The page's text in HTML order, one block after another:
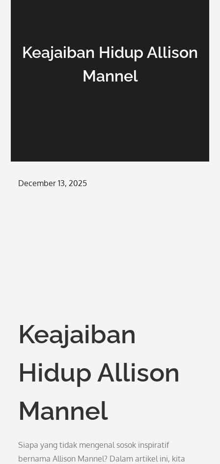
Keajaiban Hidup Allison
Mannel
Posted
December 13, 2025
Keajaiban
Hidup Allison
Mannel
Siapa yang tidak mengenal sosok inspiratif
bernama Allison Mannel? Dalam artikel ini, kita